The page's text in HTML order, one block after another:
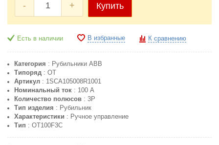
- + Купить
Есть в наличии В избранные К сравнению
Категория : Рубильники ABB
Типоряд: OT
Артикул: 1SCA105008R1001
Номинальный ток: 100 A
Количество полюсов: 3P
Тип изделия : Рубильник
Характеристики : Ручное управление
Тип : OT100F3C